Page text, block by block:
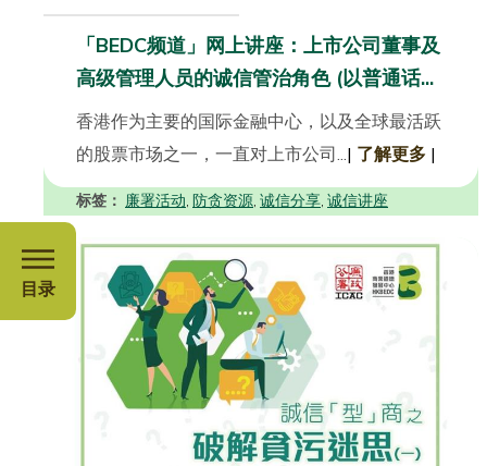
目录
「BEDC频道」网上讲座：上市公司董事及
高级管理人员的诚信管治角色 (以普通话...
香港作为主要的国际金融中心，以及全球最活跃
的股票市场之一，一直对上市公司...| 了解更多 |
标签： 廉署活动, 防贪资源, 诚信分享, 诚信讲座